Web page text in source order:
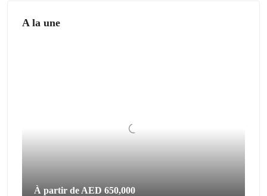
A la une
À partir de AED 650,000